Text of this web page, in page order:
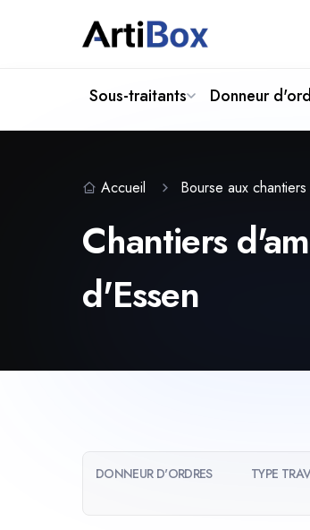
Sous-traitants Donneur
Accueil Bourse aux chantiers
Chantiers
d'Essen
DONNEUR D'ORDRES TYPE